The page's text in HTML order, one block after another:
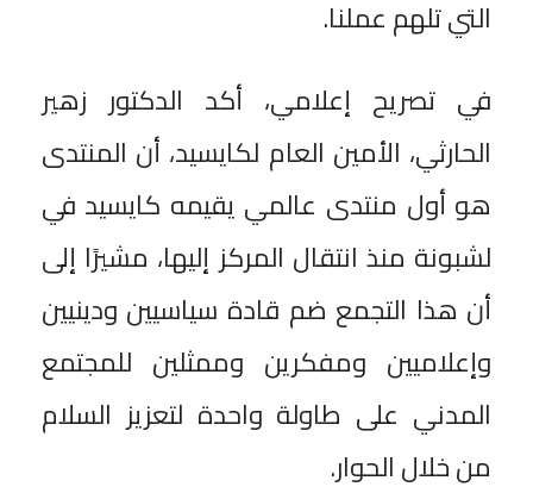
التي تلهم عملنا.
في تصريح إعلامي، أكد الدكتور زهير
الحارثي، الأمين العام لكايسيد، أن المنتدى
هو أول منتدى عالمي يقيمه كايسيد في
لشبونة منذ انتقال المركز إليها، مشيرًا إلى
أن هذا التجمع ضم قادة سياسيين ودينيين
وإعلاميين ومفكرين وممثلين للمجتمع
المدني على طاولة واحدة لتعزيز السلام
من خلال الحوار.